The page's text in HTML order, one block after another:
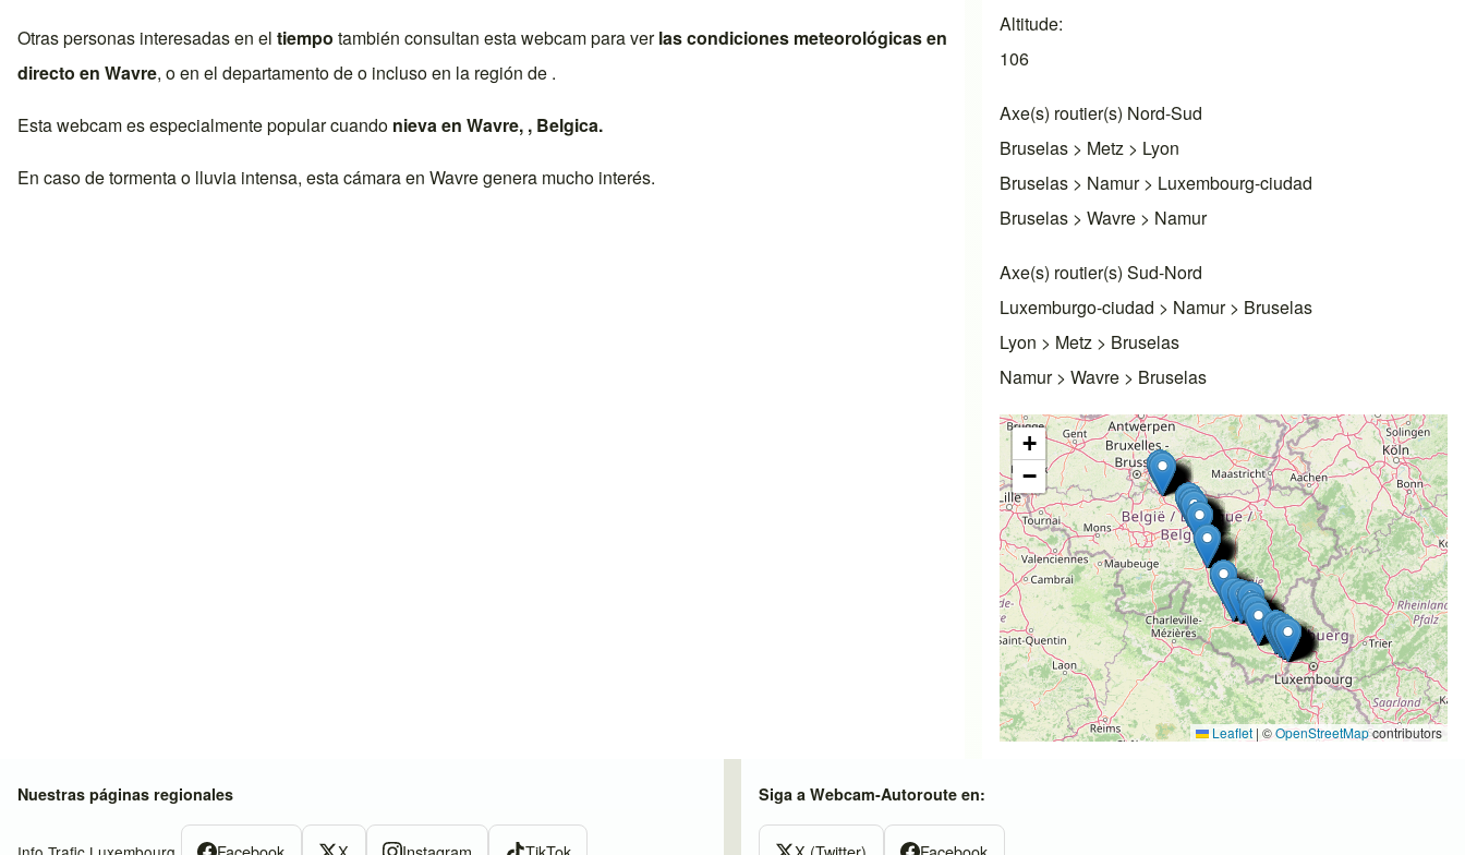
Otras personas interesadas en el tiempo también consultan esta webcam para verlas condiciones meteorológicas en
directo en Wavre, o en el departamento de o incluso en la región de .
Esta webcam es especialmente popular cuando nieva en Wavre, , Belgica.
En caso de tormenta o lluvia intensa, esta cámara en Wavregenera mucho interés.
Altitude
106
Axe(s) routier(s) Nord-Sud
Bruselas > Metz > Lyon
Bruselas > Namur > Luxembourg-ciudad
Bruselas > Wavre > Namur
Axe(s) routier(s) Sud-Nord
Luxemburgo-ciudad > Namur > Bruselas
Lyon > Metz > Bruselas
Namur > Wavre > Bruselas
+
−
Leaflet | ©OpenStreetMapcontributors
Nuestras páginas regionales Siga a Webcam-Autoroute en: